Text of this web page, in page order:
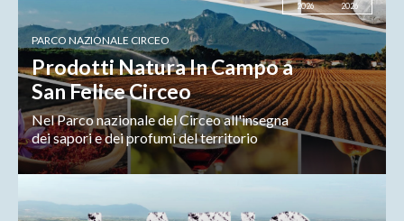
2026 2026
PARCO NAZIONALE CIRCEO
Prodotti Natura In Campo a
San Felice Circeo
Nel Parco nazionale del Circeo all'insegna
dei sapori e dei profumi del territorio